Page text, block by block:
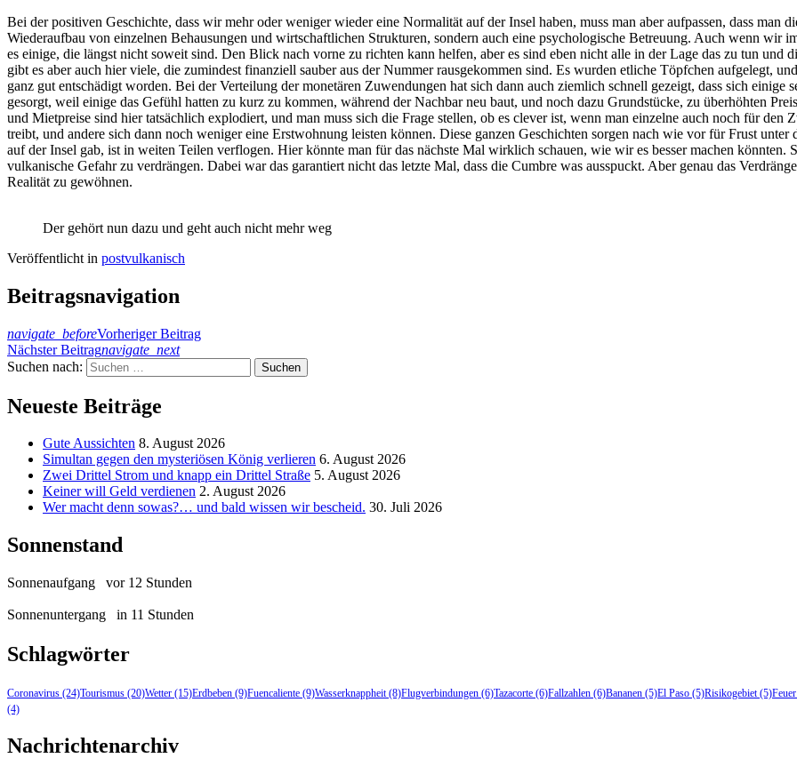
Bei der positiven Geschichte, dass wir mehr oder weniger wieder eine Normalität auf der Insel haben, muss man aber aufpassen, dass
Wiederaufbau von einzelnen Behausungen und wirtschaftlichen Strukturen, sondern auch eine psychologische Betreuung. Auch wenn wir
es einige, die längst nicht soweit sind. Den Blick nach vorne zu richten kann helfen, aber es sind eben nicht alle in der Lage das zu tun und
gibt es aber auch hier viele, die zumindest finanziell sauber aus der Nummer rausgekommen sind. Es wurden etliche Töpfchen aufgelegt,
ganz gut entschädigt worden. Bei der Verteilung der monetären Zuwendungen hat sich dann auch ziemlich schnell gezeigt, dass sich einige
gesorgt, weil einige das Gefühl hatten zu kurz zu kommen, während der Nachbar neu baut, und noch dazu Grundstücke, zu überhöhten
und Mietpreise sind hier tatsächlich explodiert, und man muss sich die Frage stellen, ob es clever ist, wenn man einzelne auch noch für
treibt, und andere sich dann noch weniger eine Erstwohnung leisten können. Diese ganzen Geschichten sorgen nach wie vor für Frust
auf der Insel gab, ist in weiten Teilen verflogen. Hier könnte man für das nächste Mal wirklich schauen, wie wir es besser machen könnten.
vulkanische Gefahr zu verdrängen. Dabei war das garantiert nicht das letzte Mal, dass die Cumbre was ausspuckt. Aber genau das
Realität zu gewöhnen.
Der gehört nun dazu und geht auch nicht mehr weg
Veröffentlicht in postvulkanisch
Beitragsnavigation
navigate_beforeVorheriger Beitrag
Nächster Beitragnavigate_next
Suchen nach:
Neueste Beiträge
Gute Aussichten 8. August 2026
Simultan gegen den mysteriösen König verlieren 6. August 2026
Zwei Drittel Strom und knapp ein Drittel Straße 5. August 2026
Keiner will Geld verdienen 2. August 2026
Wer macht denn sowas?… und bald wissen wir bescheid. 30. Juli 2026
Sonnenstand
Sonnenaufgang vor 12 Stunden
Sonnenuntergang in 11 Stunden
Schlagwörter
Coronavirus (24)Tourismus (20)Wetter (15)Erdbeben (9)Fuencaliente (9)Wasserknappheit(8)Flugverbindungen (6)Tazacorte (6)Fallzahlen (6)Bananen (5)El Paso (5)Risikogebiet(5)Feuer
(4)
Nachrichtenarchiv